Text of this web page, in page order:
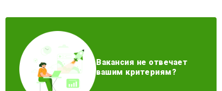
Вакансия не отвечает
вашим критериям?